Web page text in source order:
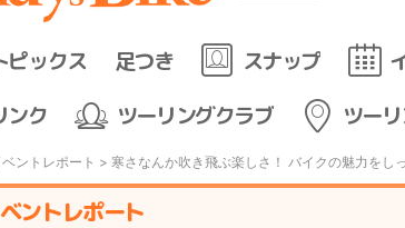
ピックス 足つき スナップ
ンク
ツーリングクラブ ツー
ベントレポート > 寒さなんか吹き飛ぶ楽しさ！ バイクの魅力をし
ントレポート